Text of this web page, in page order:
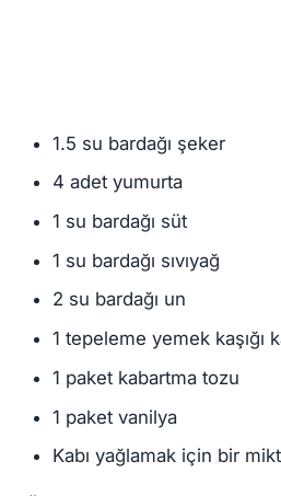
1.5 su bardağı şeker
4 adet yumurta
1 su bardağı süt
1 su bardağı sıvıyağ
2 su bardağı un
1 tepeleme yemek kaşığı
1 paket kabartma tozu
1 paket vanilya
Kabı yağlamak için bir